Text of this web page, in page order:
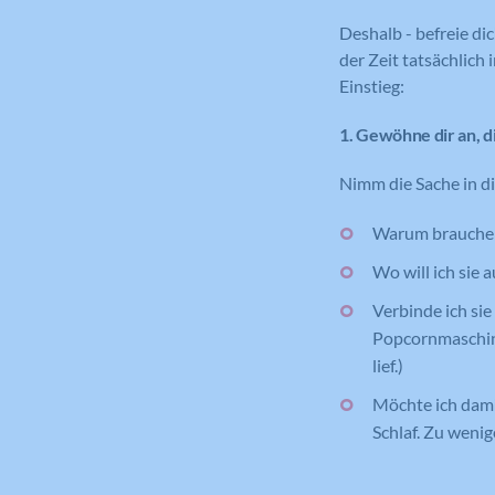
Deshalb - befreie
der Zeit tatsächlich
Einstieg:
1. Gewöhne dir an,
Nimm die Sache in
Warum brauche
Wo will ich sie
Verbinde ich
lief.)
Möchte ich
Schlaf. Zu